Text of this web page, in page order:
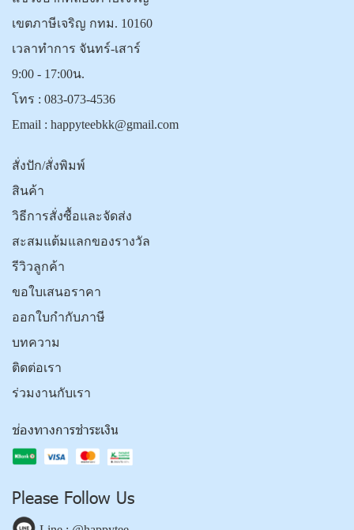
เขตภาษีเจริญ กทม. 10160
เวลาทำการ จันทร์-เสาร์
9:00 - 17:00น.
โทร : 083-073-4536
Email : happyteebkk@gmail.com
สั่งปัก/สั่งพิมพ์
สินค้า
วิธีการสั่งซื้อและจัดส่ง
สะสมแต้มแลกของรางวัล
รีวิวลูกค้า
ขอใบเสนอราคา
ออกใบกำกับภาษี
บทความ
ติดต่อเรา
ร่วมงานกับเรา
ช่องทางการชำระเงิน
Please Follow Us